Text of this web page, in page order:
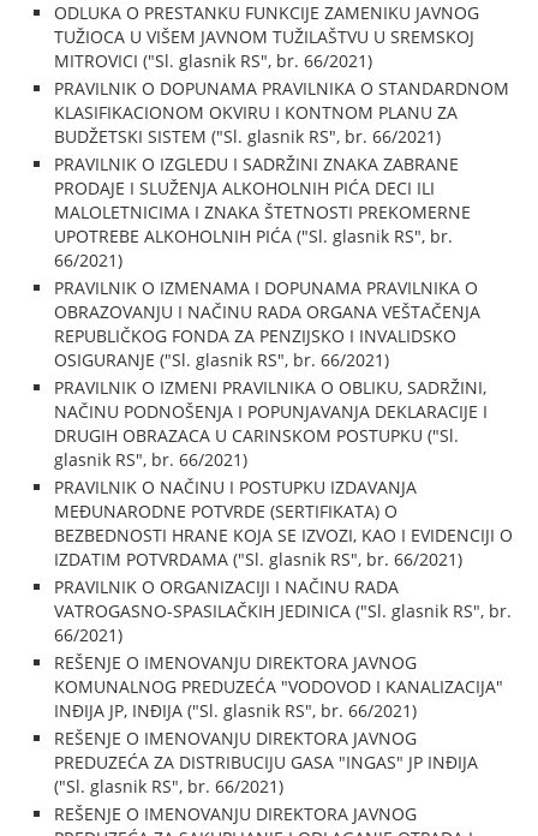
ODLUKA O PRESTANKU FUNKCIJE ZAMENIKU JAVNOG
TUŽIOCA U VIŠEM JAVNOM TUŽILAŠTVU U SREMSKOJ
MITROVICI ("Sl. glasnik RS", br. 66/2021)
PRAVILNIK O DOPUNAMA PRAVILNIKA O STANDARDNOM
KLASIFIKACIONOM OKVIRU I KONTNOM PLANU ZA
BUDŽETSKI SISTEM ("Sl. glasnik RS", br. 66/2021)
PRAVILNIK O IZGLEDU I SADRŽINI ZNAKA ZABRANE
PRODAJE I SLUŽENJA ALKOHOLNIH PIĆA DECI ILI
MALOLETNICIMA I ZNAKA ŠTETNOSTI PREKOMERNE
UPOTREBE ALKOHOLNIH PIĆA ("Sl. glasnik RS", br.
66/2021)
PRAVILNIK O IZMENAMA I DOPUNAMA PRAVILNIKA O
OBRAZOVANJU I NAČINU RADA ORGANA VEŠTAČENJA
REPUBLIČKOG FONDA ZA PENZIJSKO I INVALIDSKO
OSIGURANJE ("Sl. glasnik RS", br. 66/2021)
PRAVILNIK O IZMENI PRAVILNIKA O OBLIKU, SADRŽINI,
NAČINU PODNOŠENJA I POPUNJAVANJA DEKLARACIJE I
DRUGIH OBRAZACA U CARINSKOM POSTUPKU ("Sl.
glasnik RS", br. 66/2021)
PRAVILNIK O NAČINU I POSTUPKU IZDAVANJA
MEĐUNARODNE POTVRDE (SERTIFIKATA) O
BEZBEDNOSTI HRANE KOJA SE IZVOZI, KAO I EVIDENCIJI O
IZDATIM POTVRDAMA ("Sl. glasnik RS", br. 66/2021)
PRAVILNIK O ORGANIZACIJI I NAČINU RADA
VATROGASNO-SPASILAČKIH JEDINICA ("Sl. glasnik RS", br.
66/2021)
REŠENJE O IMENOVANJU DIREKTORA JAVNOG
KOMUNALNOG PREDUZEĆA "VODOVOD I KANALIZACIJA"
INĐIJA JP, INĐIJA ("Sl. glasnik RS", br. 66/2021)
REŠENJE O IMENOVANJU DIREKTORA JAVNOG
PREDUZEĆA ZA DISTRIBUCIJU GASA "INGAS" JP INĐIJA
("Sl. glasnik RS", br. 66/2021)
REŠENJE O IMENOVANJU DIREKTORA JAVNOG